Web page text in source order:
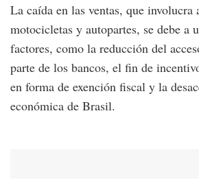
La caída en las ventas, que involucra
motocicletas y autopartes, se debe a
factores, como la reducción del
parte de los bancos, el fin de
en forma de exención fiscal y la
económica de Brasil.